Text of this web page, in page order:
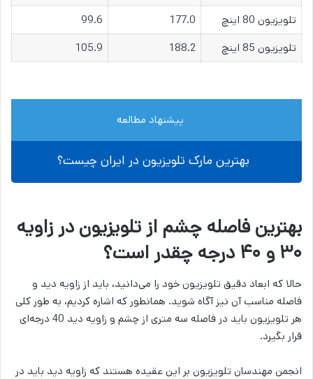
تلویزیون 80 اینچ
177.0
99.6
تلویزیون 85 اینچ
188.2
105.9
پیشنهاد مطالعه
بهترین مارک تلویزیون در ایران چیست؟
بهترین فاصله چشم از تلویزیون در زاویه
۳۰ و ۴۰ درجه چقدر است؟
حالا که ابعاد دقیق تلویزیون خود را می‌دانید، باید از زاویه دید و
فاصله مناسب آن نیز آگاه شوید. همانطور که اشاره کردیم، به طور کلی
هر تلویزیون باید در فاصله سه متری از چشم و زاویه دید 40 درجه‌ای
قرار بگیرد.
انجمن مهندسان تلویزیون بر این عقیده هستند که زاویه دید باید در